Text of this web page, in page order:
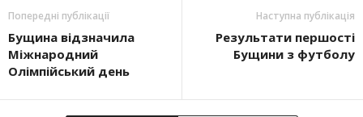
Попередні публікації
Бущина відзначила
Міжнародний
Олімпійський день
Наступна публікація
Результати першості
Бущини з футболу